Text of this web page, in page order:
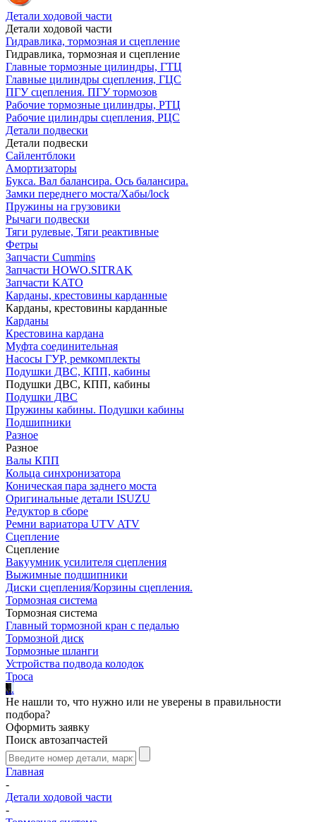
Детали ходовой части
Детали ходовой части
Гидравлика, тормозная и сцепление
Гидравлика, тормозная и сцепление
Главные тормозные цилиндры, ГТЦ
Главные цилиндры сцепления, ГЦС
ПГУ сцепления. ПГУ тормозов
Рабочие тормозные цилиндры, РТЦ
Рабочие цилиндры сцепления, РЦС
Детали подвески
Детали подвески
Cайлентблоки
Амортизаторы
Букса. Вал балансира. Ось балансира.
Замки переднего моста/Хабы/lock
Пружины на грузовики
Рычаги подвески
Тяги рулевые, Тяги реактивные
Фетры
Запчасти Cummins
Запчасти HOWO.SITRAK
Запчасти KATO
Карданы, крестовины карданные
Карданы, крестовины карданные
Карданы
Крестовина кардана
Муфта соединительная
Насосы ГУР, ремкомплекты
Подушки ДВС, КПП, кабины
Подушки ДВС, КПП, кабины
Подушки ДВС
Пружины кабины. Подушки кабины
Подшипники
Разное
Разное
Валы КПП
Кольца синхронизатора
Коническая пара заднего моста
Оригинальные детали ISUZU
Редуктор в сборе
Ремни вариатора UTV ATV
Сцепление
Сцепление
Вакуумник усилителя сцепления
Выжимные подшипники
Диски сцепления/Корзины сцепления.
Тормозная система
Тормозная система
Главный тормозной кран с педалью
Тормозной диск
Тормозные шланги
Устройства подвода колодок
Троса
...
Не нашли то, что нужно или не уверены в правильности
подбора?
Оформить заявку
Поиск автозапчастей
Главная
-
Детали ходовой части
-